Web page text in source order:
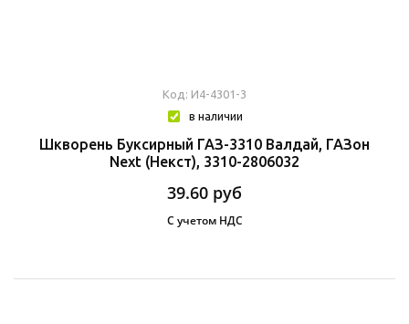
Код: И4-4301-3
в наличии
Шкворень Буксирный ГАЗ-3310 Валдай, ГАЗон
Next (Некст), 3310-2806032
39.60 руб
С учетом НДС